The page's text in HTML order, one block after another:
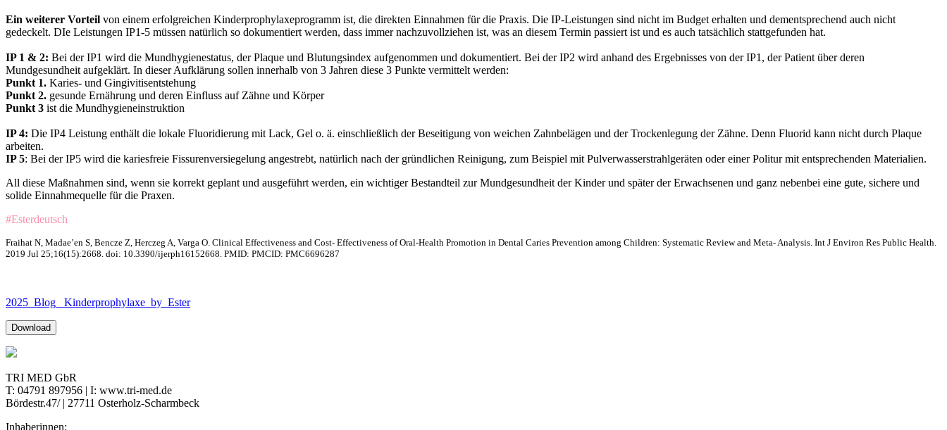
Ein weiterer Vorteil von einem erfolgreichen Kinderprophylaxeprogramm ist, die direkten Einnahmen für die Praxis. Die IP-Leistungen sind nicht im Budget erhalten und dementsprechend auch nicht
gedeckelt. DIe Leistungen IP1-5 müssen natürlich so dokumentiert werden, dass immer nachzuvollziehen ist, was an diesem Termin passiert ist und es auch tatsächlich stattgefunden hat.
IP 1 & 2: Bei der IP1 wird die Mundhygienestatus, der Plaque und Blutungsindex aufgenommen und dokumentiert. Bei der IP2 wird anhand des Ergebnisses von der IP1, der Patient über deren
Mundgesundheit aufgeklärt. In dieser Aufklärung sollen innerhalb von 3 Jahren diese 3 Punkte vermittelt werden:
Punkt 1. Karies- und Gingivitisentstehung
Punkt 2. gesunde Ernährung und deren Einfluss auf Zähne und Körper
Punkt 3 ist die Mundhygieneinstruktion
IP 4: Die IP4 Leistung enthält die lokale Fluoridierung mit Lack, Gel o. ä. einschließlich der Beseitigung von weichen Zahnbelägen und der Trockenlegung der Zähne. Denn Fluorid kann nicht durch Plaque
arbeiten.
IP 5: Bei der IP5 wird die kariesfreie Fissurenversiegelung angestrebt, natürlich nach der gründlichen Reinigung, zum Beispiel mit Pulverwasserstrahlgeräten oder einer Politur mit entsprechenden Materialien.
All diese Maßnahmen sind, wenn sie korrekt geplant und ausgeführt werden, ein wichtiger Bestandteil zur Mundgesundheit der Kinder und später der Erwachsenen und ganz nebenbei eine gute, sichere und
solide Einnahmequelle für die Praxen.
#Esterdeutsch
Fraihat N, Madae’en S, Bencze Z, Herczeg A, Varga O. Clinical Effectiveness and Cost- Effectiveness of Oral-Health Promotion in Dental Caries Prevention among Children: Systematic Review and Meta- Analysis. Int J Environ Res Public Health.
2019 Jul 25;16(15):2668. doi: 10.3390/ijerph16152668. PMID: PMCID: PMC6696287
2025_Blog_ Kinderprophylaxe_by_Ester
Download
TRI MED GbR
T: 04791 897956 | I: www.tri-med.de
Bördestr.47/ | 27711 Osterholz-Scharmbeck
Inhaberinnen: